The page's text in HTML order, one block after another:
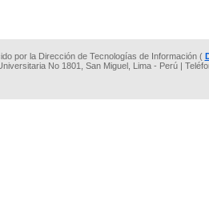
por la Dirección de Tecnologías de Información (
No 1801, San Miguel, Lima - Perú |